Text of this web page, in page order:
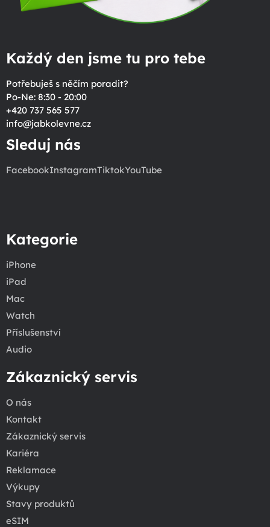
Každý den jsme tu pro tebe
Potřebuješ s něčím poradit?
Po-Ne: 8:30 - 20:00
+420 737 565 577
info@jabkolevne.cz
Sleduj nás
FacebookInstagramTiktokYouTube
Kategorie
iPhone
iPad
Mac
Watch
Příslušenství
Audio
Zákaznický servis
O nás
Kontakt
Zákaznický servis
Kariéra
Reklamace
Výkupy
Stavy produktů
eSIM